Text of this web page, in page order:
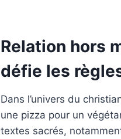
Relation hors
défie les
Dans l’univers du
une pizza pour un
textes sacrés,